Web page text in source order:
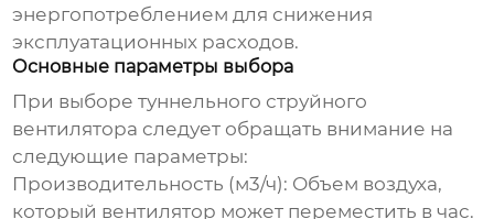
энергопотреблением для снижения
эксплуатационных расходов.
Основные параметры выбора
При выборетуннельного струйного
вентилятора следует обращать внимание на
следующие параметры:
Производительность (м3/ч): Объем воздуха,
который вентилятор может переместить в час.